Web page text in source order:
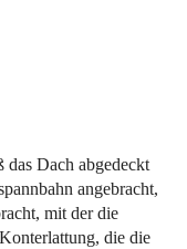
das Dach abgedeckt
angebracht,
mit der die
die die